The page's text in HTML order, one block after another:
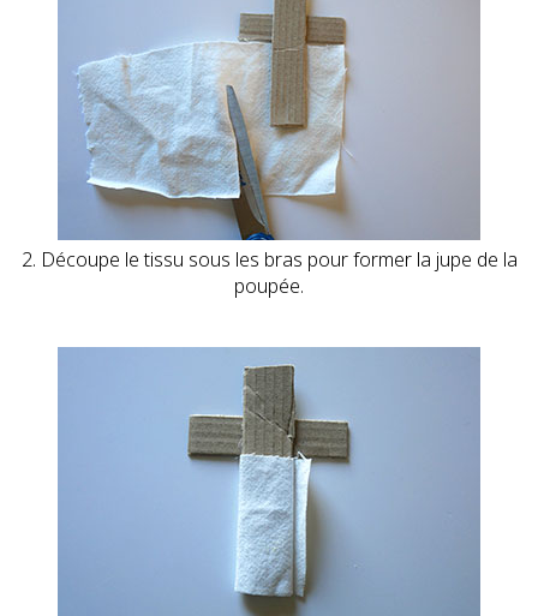
2. Découpe le tissu sous les bras pour former la jupe de la
poupée.